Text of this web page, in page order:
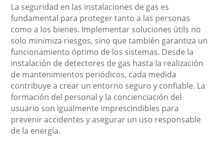
La seguridad en las instalaciones de gas es
fundamental para proteger tanto a las personas
como a los bienes. Implementar soluciones útils no
solo minimiza riesgos, sino que también garantiza un
funcionamiento óptimo de los sistemas. Desde la
instalación de detectores de gas hasta la realización
de mantenimientos periódicos, cada medida
contribuye a crear un entorno seguro y confiable. La
formación del personal y la concienciación del
usuario son igualmente imprescindibles para
prevenir accidentes y asegurar un uso responsable
de la energía.